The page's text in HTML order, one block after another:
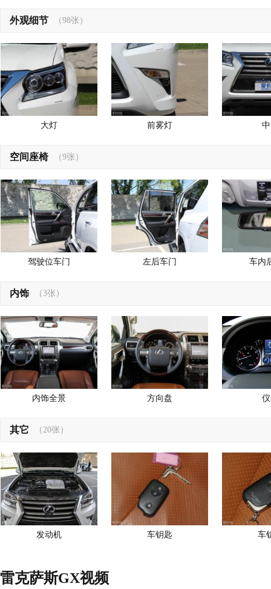
外观细节 （98张）
大灯 前雾灯
空间座椅 （9张）
驾驶位车门 左后车门 车内
内饰 （3张）
内饰全景 方向盘
其它 （20张）
发动机 车钥匙 车
雷克萨斯GX视频